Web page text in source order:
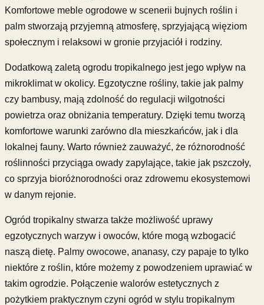
Komfortowe meble ogrodowe w scenerii bujnych roślin i
palm stworzają przyjemną atmosferę, sprzyjającą więziom
społecznym i relaksowi w gronie przyjaciół i rodziny.
Dodatkową zaletą ogrodu tropikalnego jest jego wpływ na
mikroklimat w okolicy. Egzotyczne rośliny, takie jak palmy
czy bambusy, mają zdolność do regulacji wilgotności
powietrza oraz obniżania temperatury. Dzięki temu tworzą
komfortowe warunki zarówno dla mieszkańców, jak i dla
lokalnej fauny. Warto również zauważyć, że różnorodność
roślinności przyciąga owady zapylające, takie jak pszczoły,
co sprzyja bioróżnorodności oraz zdrowemu ekosystemowi
w danym rejonie.
Ogród tropikalny stwarza także możliwość uprawy
egzotycznych warzyw i owoców, które mogą wzbogacić
naszą dietę. Palmy owocowe, ananasy, czy papaje to tylko
niektóre z roślin, które możemy z powodzeniem uprawiać w
takim ogrodzie. Połączenie walorów estetycznych z
pożytkiem praktycznym czyni ogród w stylu tropikalnym